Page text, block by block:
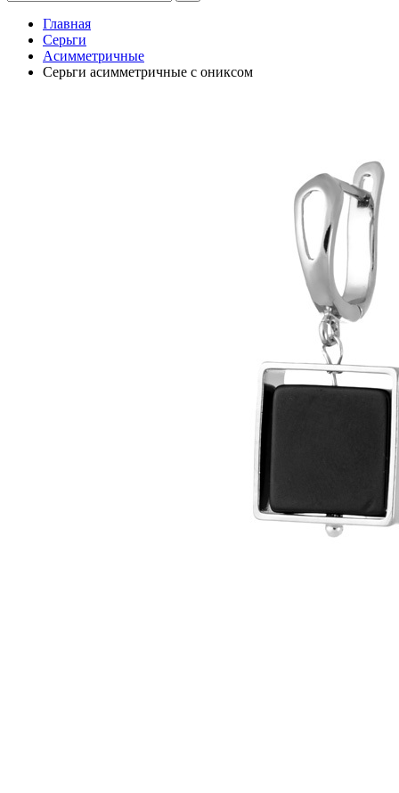
Главная
Серьги
Асимметричные
Серьги асимметричные с ониксом